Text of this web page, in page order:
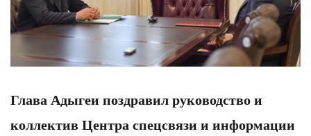
Глава Адыгеи поздравил руководство и
коллектив Центра спецсвязи и информации